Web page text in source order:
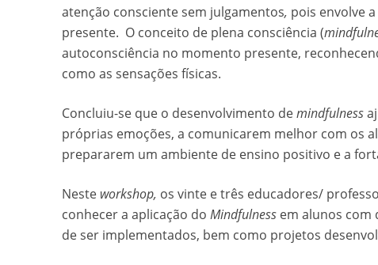
atenção consciente sem julgamentos, pois envolve
presente. O conceito de plena consciência (
autoconsciência no momento presente,
como as sensações físicas.
Concluiu-se que o desenvolvimento demindfulness
próprias emoções, a comunicarem melhor com os
prepararem um ambiente de ensino positivo e a
Neste workshop, os vinte e três educadores/
conhecer a aplicação do Mindfulnessem alunos com
de ser implementados, bem como projetos